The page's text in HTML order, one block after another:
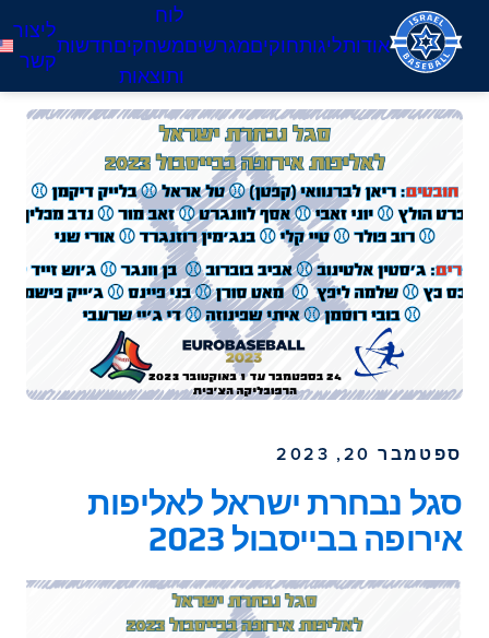
הישראלית
לבייסבול
אודותליגותחוקיםמגרשים
לוח
משחקים
ותוצאות
חדשות
ליצור
קשר
ספטמבר 20, 2023
סגל נבחרת ישראל לאליפות
אירופה בבייסבול 2023